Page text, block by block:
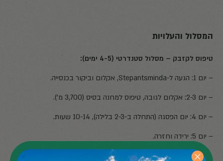
המסלול והעלויות
טיפוס לקזבק – מסלול סטנדרטי (4-5 ימים):
– יום 1: הגעה ל-Stepantsminda, אקלום וביקור בכנסייה.
– יום 2-3: אקלום לגובה, טיפוס למחנה בסיס (3,700 מ').
– יום 4: יום הפסגה (התחלה ב-2-3 בלילה), 10-14 שעות.
– יום 5: ירידה וחזרה.